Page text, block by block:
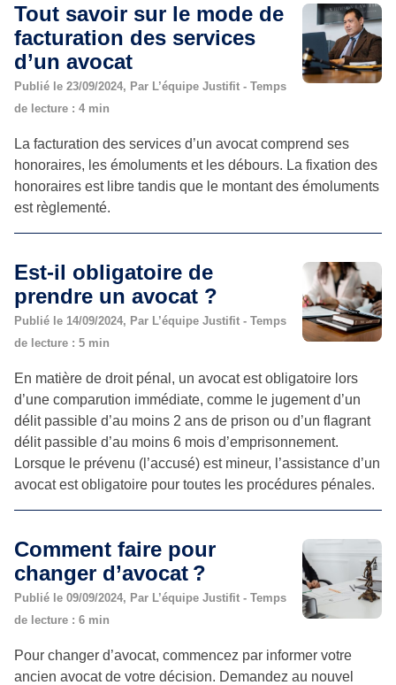
Tout savoir sur le mode de
facturation des services
d’un avocat
Publié le 23/09/2024, Par L’équipe Justifit - Temps
de lecture : 4 min
La facturation des services d’un avocat comprend ses
honoraires, les émoluments et les débours. La fixation des
honoraires est libre tandis que le montant des émoluments
est règlementé.
Est-il obligatoire de
prendre un avocat ?
Publié le 14/09/2024, Par L’équipe Justifit - Temps
de lecture : 5 min
En matière de droit pénal, un avocat est obligatoire lors
d’une comparution immédiate, comme le jugement d’un
délit passible d’au moins 2 ans de prison ou d’un flagrant
délit passible d’au moins 6 mois d’emprisonnement.
Lorsque le prévenu (l’accusé) est mineur, l’assistance d’un
avocat est obligatoire pour toutes les procédures pénales.
Comment faire pour
changer d’avocat ?
Publié le 09/09/2024, Par L’équipe Justifit - Temps
de lecture : 6 min
Pour changer d’avocat, commencez par informer votre
ancien avocat de votre décision. Demandez au nouvel